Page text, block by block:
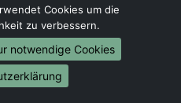
Cookies um die
zu verbessern.
notwendige Cookies